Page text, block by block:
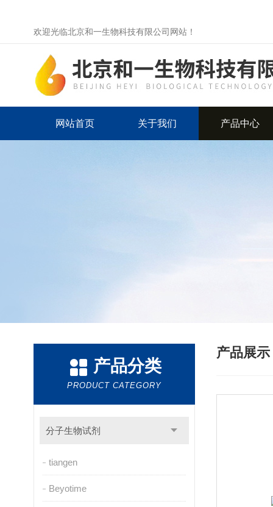
欢迎光临北京和一生物科技有限公司网站！
网站首页 关于我们 产品中心
产品分类
PRODUCT CATEGORY
分子生物试剂
tiangen
Beyotime
产品展示